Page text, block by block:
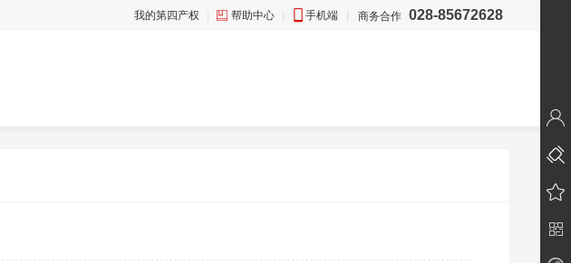
我的第四产权 帮助中心 手机端 商务合作 028-85672628